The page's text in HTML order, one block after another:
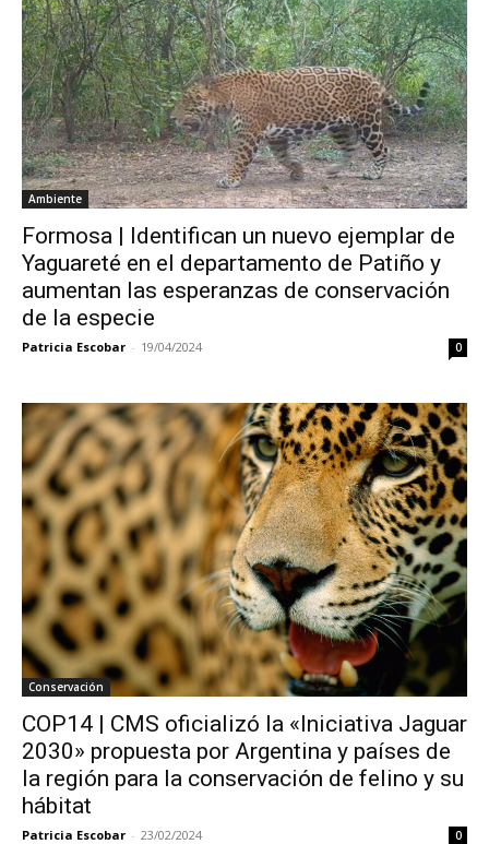
Ambiente
Formosa | Identifican un nuevo ejemplar de
Yaguareté en el departamento de Patiño y
aumentan las esperanzas de conservación
de la especie
Patricia Escobar - 19/04/2024 0
Conservación
COP14 | CMS oficializó la «Iniciativa Jaguar
2030» propuesta por Argentina y países de
la región para la conservación de felino y su
hábitat
Patricia Escobar - 23/02/2024 0